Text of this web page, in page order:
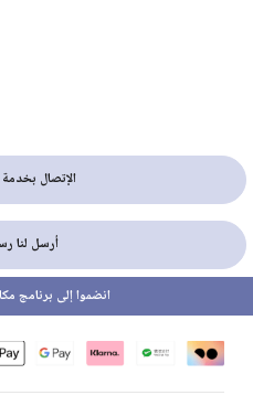
الإتصال بخدمة
أرسل لنا
انضموا إلى برنامج